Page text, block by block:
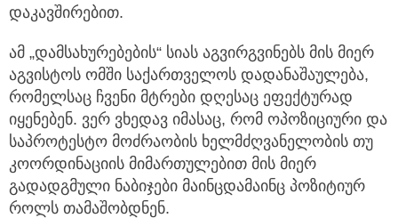
დაკავშირებით.
ამ „დამსახურებების“ სიას აგვირგვინებს მის მიერ
აგვისტოს ომში საქართველოს დადანაშაულება,
რომელსაც ჩვენი მტრები დღესაც ეფექტურად
იყენებენ. ვერ ვხედავ იმასაც, რომ ოპოზიციური და
საპროტესტო მოძრაობის ხელმძღვანელობის თუ
კოორდინაციის მიმართულებით მის მიერ
გადადგმული ნაბიჯები მაინცდამაინც პოზიტიურ
როლს თამაშობდნენ.